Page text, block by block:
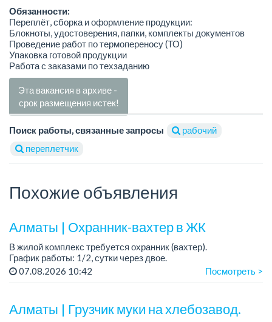
Обязанности:
Переплёт, сборка и оформление продукции:
Блокноты, удостоверения, папки, комплекты документов
Проведение работ по термопереносу (ТО)
Упаковка готовой продукции
Работа с заказами по техзаданию
Эта вакансия в архиве -
срок размещения истек!
Поиск работы, связанные запросы
рабочий
переплетчик
Похожие объявления
Алматы | Охранник-вахтер в ЖК
В жилой комплекс требуется охранник (вахтер).
График работы: 1/2, сутки через двое.
Требования: без вредных привычек. ...
07.08.2026 10:42 Посмотреть >
Алматы | Грузчик муки на хлебозавод.